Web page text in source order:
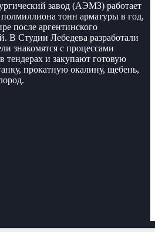
завод (АЭМЗ) работает
тонн арматуры в год,
после аргентинского
В Студии Лебедева разработали
знакомятся с процессами
тендерах и закупают готовую
прокатную окалину, щебень,